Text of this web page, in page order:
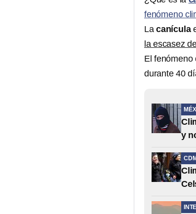
fenómeno
La canícula
la escasez
El fenómeno
durante 40
y